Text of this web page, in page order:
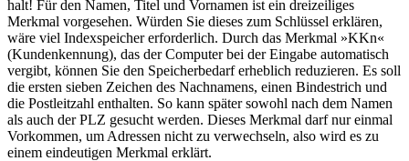
halt! Für den Namen, Titel und Vornamen ist ein dreizeiliges
Merkmal vorgesehen. Würden Sie dieses zum Schlüssel erklären,
wäre viel Indexspeicher erforderlich. Durch das Merkmal »KKn«
(Kundenkennung), das der Computer bei der Eingabe automatisch
vergibt, können Sie den Speicherbedarf erheblich reduzieren. Es soll
die ersten sieben Zeichen des Nachnamens, einen Bindestrich und
die Postleitzahl enthalten. So kann später sowohl nach dem Namen
als auch der PLZ gesucht werden. Dieses Merkmal darf nur einmal
Vorkommen, um Adressen nicht zu verwechseln, also wird es zu
einem eindeutigen Merkmal erklärt.